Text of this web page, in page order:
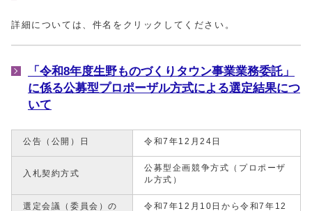
詳細については、件名をクリックしてください。
「令和8年度生野ものづくりタウン事業業務委託」
に係る公募型プロポーザル方式による選定結果につ
いて
公告（公開）日 令和7年12月24日
入札契約方式
公募型企画競争方式（プロポーザ
ル方式）
選定会議（委員会）の
令和7年12月10日から令和7年12